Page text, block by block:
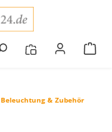
Beleuchtung & Zubehör